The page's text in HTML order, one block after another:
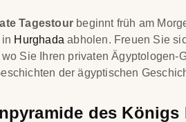
Tagestour beginnt früh am
Hurghada abholen. Freuen Sie
Sie Ihren privaten Ägyptologen-
der ägyptischen
des Königs